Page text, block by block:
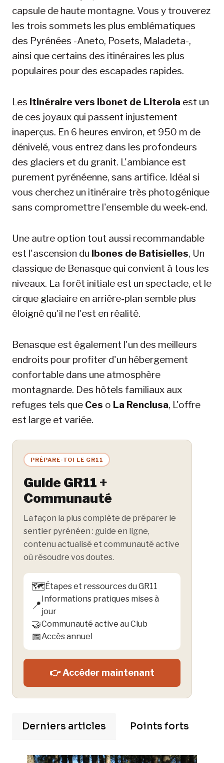
capsule de haute montagne. Vous y trouverez
les trois sommets les plus emblématiques
des Pyrénées -Aneto, Posets, Maladeta-,
ainsi que certains des itinéraires les plus
populaires pour des escapades rapides.
Les Itinéraire vers Ibonet de Literola est un
de ces joyaux qui passent injustement
inaperçus. En 6 heures environ, et 950 m de
dénivelé, vous entrez dans les profondeurs
des glaciers et du granit. L'ambiance est
purement pyrénéenne, sans artifice. Idéal si
vous cherchez un itinéraire très photogénique
sans compromettre l'ensemble du week-end.
Une autre option tout aussi recommandable
est l'ascension du Ibones de Batisielles, Un
classique de Benasque qui convient à tous les
niveaux. La forêt initiale est un spectacle, et le
cirque glaciaire en arrière-plan semble plus
éloigné qu'il ne l'est en réalité.
Benasque est également l'un des meilleurs
endroits pour profiter d'un hébergement
confortable dans une atmosphère
montagnarde. Des hôtels familiaux aux
refuges tels que Ces o La Renclusa, L'offre
est large et variée.
PRÉPARE-TOI LE GR11
Guide GR11 +
Communauté
La façon la plus complète de préparer le
sentier pyrénéen : guide en ligne,
contenu actualisé et communauté active
où résoudre vos doutes.
🗺️Étapes et ressources du GR11
📍
Informations pratiques mises à
jour
🤝Communauté active au Club
📅Accès annuel
👉 Accéder maintenant
Derniers articles Points forts